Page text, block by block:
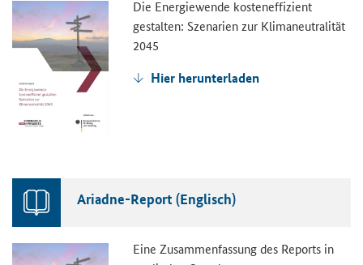
Die Energiewende kosteneffizient
gestalten: Szenarien zur Klimaneutralität
2045
Hier herunterladen
Ariadne-Report (Englisch)
Eine Zusammenfassung des Reports in